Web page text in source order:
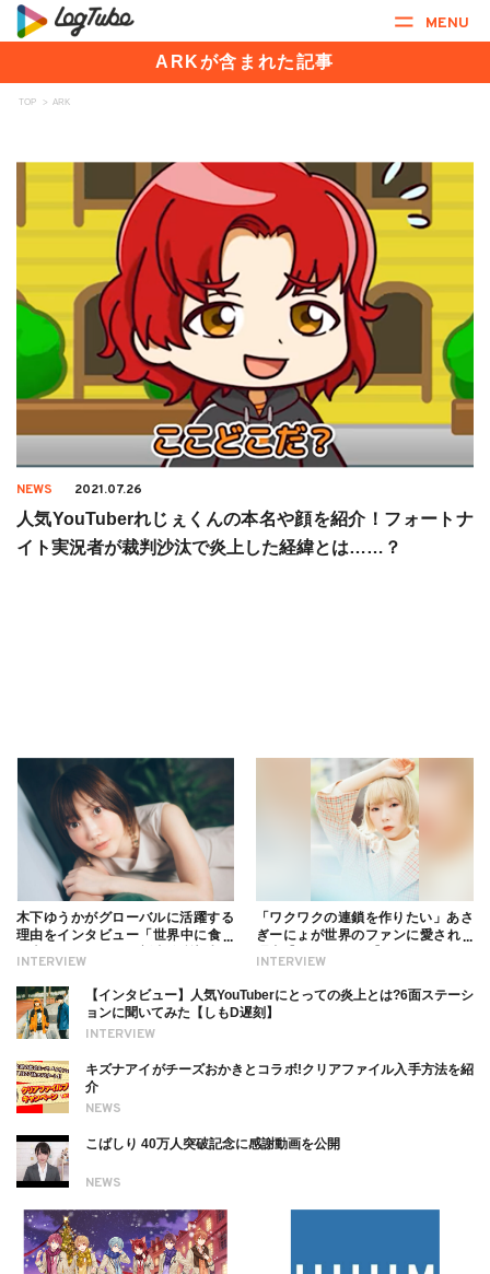
MENU
ARKが含まれた記事
TOP > ARK
NEWS 2021.07.26
人気YouTuberれじぇくんの本名や顔を紹介！フォートナ
イト実況者が裁判沙汰で炎上した経緯とは……？
INTERVIEW
木下ゆうかがグローバルに活躍する
理由をインタビュー「世界中に食べ
ついても
INTERVIEW
「ワクワクの連鎖を作りたい」あさ
ぎーにょが世界のファンに愛される
INTERVIEW
【インタビュー】人気YouTuberにとっての炎上とは?6面ステーシ
ョンに聞いてみた【しもD遅刻】
NEWS
キズナアイがチーズおかきとコラボ!クリアファイル入手方法を紹
介
NEWS
こばしり 40万人突破記念に感謝動画を公開